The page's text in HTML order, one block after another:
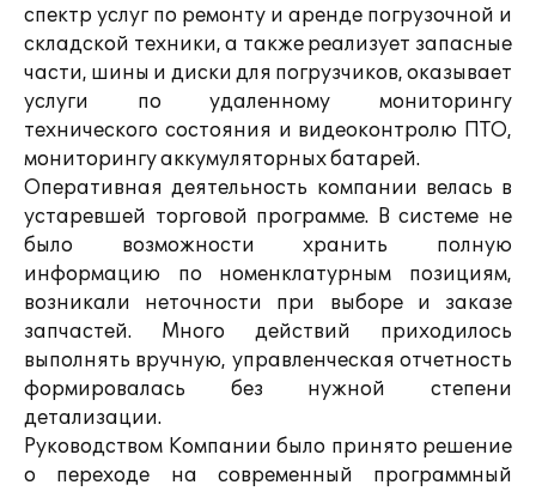
спектр услуг по ремонту и аренде погрузочной и
складской техники, а также реализует запасные
части, шины и диски для погрузчиков, оказывает
услуги по удаленному мониторингу
технического состояния и видеоконтролю ПТО,
мониторингу аккумуляторных батарей.
Оперативная деятельность компании велась в
устаревшей торговой программе. В системе не
было возможности хранить полную
информацию по номенклатурным позициям,
возникали неточности при выборе и заказе
запчастей. Много действий приходилось
выполнять вручную, управленческая отчетность
формировалась без нужной степени
детализации.
Руководством Компании было принято решение
о переходе на современный программный